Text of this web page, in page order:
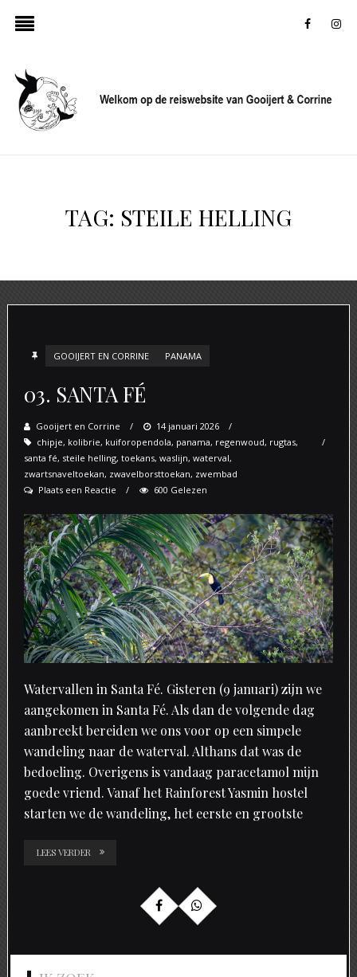
TAG: STEILE HELLING
GOOIJERT EN CORRINE PANAMA
03. SANTA FÉ
Gooijert en Corrine
Posted
on
14 januari 2026
chipje, kolibrie, kuiforopendola, panama, regenwoud, rugtas,
santa fé, steile helling, toekans, waslijn, waterval,
zwartsnaveltoekan, zwavelborsttoekan, zwembad
Plaats een Reactie
600 Gelezen
Watervallen in Santa Fé. Gisteren (9 januari) zijn we
aangekomen in Santa Fé. Als dan de volgende dag
aanbreekt bereiden we ons voor op een simpele
wandeling naar de waterval. Althans dat was de
bedoeling. Overigens is vandaag paracetamol mijn
goede vriend. Vanaf het Rainforest Yasmin hostel
starten we de wandeling, het eerste en grootste
LEES VERDER